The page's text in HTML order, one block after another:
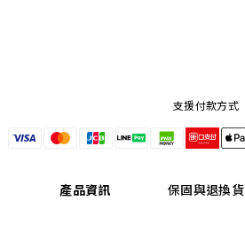
支援付款方式
產品資訊 保固與退換貨